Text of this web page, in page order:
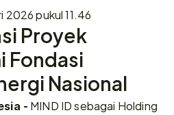
2026 pukul 11.46
Proyek
Fondasi
Nasional
- MIND ID sebagai Holding